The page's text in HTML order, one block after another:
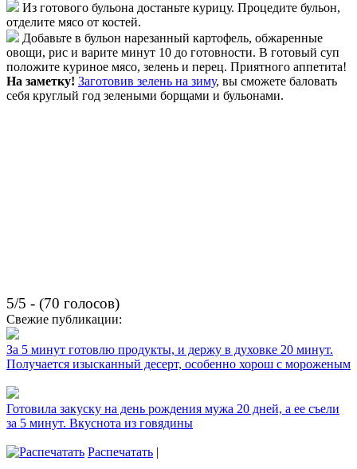
Из готового бульона достаньте курицу. Процедите бульон,
отделите мясо от костей.
Добавьте в бульон нарезанный картофель, обжаренные
овощи, рис и варите минут 10 до готовности. В готовый суп
положите куриное мясо, зелень и перец. Приятного аппетита!
На заметку! Заготовив зелень на зиму, вы сможете баловать
себя круглый год зелеными борщами и бульонами.
5/5 - (70 голосов)
Свежие публикации:
За 5 минут готовлю продукты, и держу в духовке 20 минут.
Получается изысканный десерт, особенно хорош с мороженым
Готовила закуску на день рождения мужа 20 дней, а ее съели
за 5 минут. Вкуснота из говядины
Распечатать |